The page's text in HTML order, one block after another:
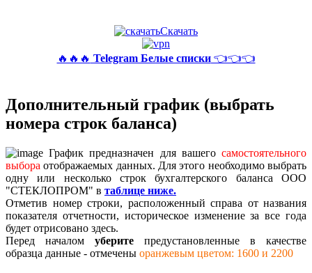
Скачать
🔥🔥🔥 Telegram Белые списки👈👈👈
Дополнительный график (выбрать
номера строк баланса)
График предназначен для вашего самостоятельного
выбора отображаемых данных. Для этого необходимо выбрать
одну или несколько строк бухгалтерского баланса ООО
"СТЕКЛОПРОМ" в таблице ниже.
Отметив номер строки, расположенный справа от названия
показателя отчетности, историческое изменение за все года
будет отрисовано здесь.
Перед началом уберите предустановленные в качестве
образца данные - отмечены оранжевым цветом: 1600 и 2200